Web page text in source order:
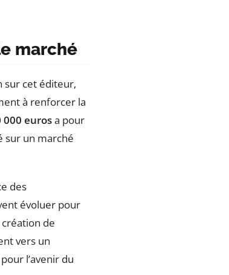
marché
sur cet éditeur,
à renforcer la
000 eurosa pour
sur un marché
des
évoluer pour
de
vers un
l’avenir du